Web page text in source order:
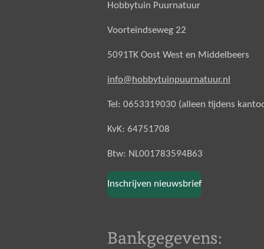
Hobbytuin Puurnatuur
Voorteindseweg 22
5091TK Oost West en Middelbeers
info@hobbytuinpuurnatuur.nl
Tel: 0653319030 (alleen tijdens
KvK: 64751708
Btw: NL001783594B63
Inschrijven nieuwsbrief
Bankgegevens: